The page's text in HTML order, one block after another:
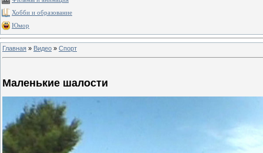
Хобби и образование
Юмор
Главная » Видео » Спорт
Маленькие шалости